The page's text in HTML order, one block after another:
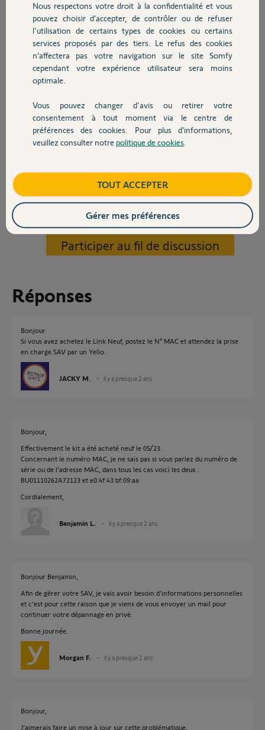
Chauffage
Autres produits
Devis avec un pro
Contact
quelques jours.
Après avoir pas mal parcouru le forum, j’ai tenté pas mal de choses
pour résoudre le problème :
Le link a été réinitialisé à plusieurs reprises.
Le link a été placé à 20 cm de la box.
J’ai changé il y a peu de FAI et le problème est présent peu importe la
box utilisée.
Une autre problématique est que le link ne tiens que 20 minute sur
peut se dégrader avec le temps mais le fait qu’il tienne aussi peu de
temps au bout d’un an me paraît curieux.
J’aimerais avoir si possible un soutien technique et si c’est nécessaire
Merci d’avance,
il y a presque 2 ans
Participer au fil de discussion
Réponses
Bonjour
Si vous avez achetez le Link Neuf, postez le N° MAC et attendez la prise
en charge SAV par un Yello.
JACKY M. il y a presque 2 ans
Bonjour,
Effectivement le kit a été acheté neuf le 05/23.
Concernant le numéro MAC, je ne sais pas si vous parlez du numéro de
série ou de l’adresse MAC, dans tous les cas voici les deux :
BU01110262A72123 et e0:4f:43:bf:09:aa
Cordialement,
Benjamin L. il y a presque 2 ans
Bonjour Benjamin,
Afin de gérer votre SAV, je vais avoir besoin d'informations personnelles
et c'est pour cette raison que je viens de vous envoyer un mail pour
continuer votre dépannage en privé.
Bonne journée.
Morgan F. il y a presque 2 ans
Bonjour,
J'aimerais faire un mise à jour sur cette problématique.
Nous respectons votre droit à la confidentialité et vous
pouvez choisir d’accepter, de contrôler ou de refuser
l'utilisation de certains types de cookies ou certains
services proposés par des tiers. Le refus des cookies
n’affectera pas votre navigation sur le site Somfy
cependant votre expérience utilisateur sera moins
optimale.
Vous pouvez changer d'avis ou retirer votre
consentement à tout moment via le centre de
préférences des cookies. Pour plus d’informations,
veuillez consulter notre politique de cookies
TOUT ACCEPTER
Gérer mes préférences